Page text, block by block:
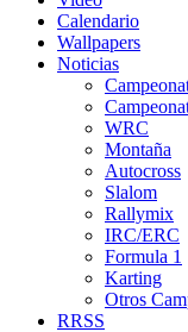
Calendario
Wallpapers
Noticias
WRC
Montaña
Autocross
Slalom
Rallymix
IRC/ERC
Formula 1
Karting
Otros
RRSS